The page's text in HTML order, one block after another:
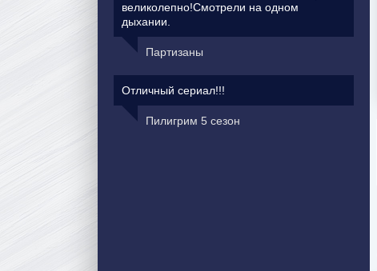
великолепно!Смотрели на одном
дыхании.
Партизаны
Отличный сериал!!!
Пилигрим 5 сезон